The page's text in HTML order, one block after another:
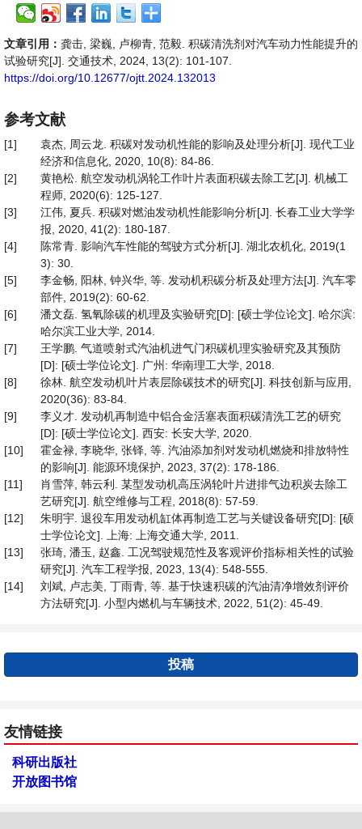
文章引用： 龚击, 梁巍, 卢柳青, 范毅. 积碳清洗剂对汽车动力性能提升的
试验研究[J]. 交通技术, 2024, 13(2): 101-107.
https://doi.org/10.12677/ojtt.2024.132013
参考文献
[1]
袁杰, 周云龙. 积碳对发动机性能的影响及处理分析[J]. 现代工业
经济和信息化, 2020, 10(8): 84-86.
[2]
黄艳松. 航空发动机涡轮工作叶片表面积碳去除工艺[J]. 机械工
程师, 2020(6): 125-127.
[3]
江伟, 夏兵. 积碳对燃油发动机性能影响分析[J]. 长春工业大学学
报, 2020, 41(2): 180-187.
[4]
陈常青. 影响汽车性能的驾驶方式分析[J]. 湖北农机化, 2019(1
3): 30.
[5]
李金畅, 阳林, 钟兴华, 等. 发动机积碳分析及处理方法[J]. 汽车零
部件, 2019(2): 60-62.
[6]
潘文磊. 氢氧除碳的机理及实验研究[D]: [硕士学位论文]. 哈尔滨:
哈尔滨工业大学, 2014.
[7]
王学鹏. 气道喷射式汽油机进气门积碳机理实验研究及其预防
[D]: [硕士学位论文]. 广州: 华南理工大学, 2018.
[8]
徐林. 航空发动机叶片表层除碳技术的研究[J]. 科技创新与应用,
2020(36): 83-84.
[9]
李义才. 发动机再制造中铝合金活塞表面积碳清洗工艺的研究
[D]: [硕士学位论文]. 西安: 长安大学, 2020.
[10]
霍金禄, 李晓华, 张铎, 等. 汽油添加剂对发动机燃烧和排放特性
的影响[J]. 能源环境保护, 2023, 37(2): 178-186.
[11]
肖雪萍, 韩云利. 某型发动机高压涡轮叶片进排气边积炭去除工
艺研究[J]. 航空维修与工程, 2018(8): 57-59.
[12]
朱明宇. 退役车用发动机缸体再制造工艺与关键设备研究[D]: [硕
士学位论文]. 上海: 上海交通大学, 2011.
[13]
张琦, 潘玉, 赵鑫. 工况驾驶规范性及客观评价指标相关性的试验
研究[J]. 汽车工程学报, 2023, 13(4): 548-555.
[14]
刘斌, 卢志美, 丁雨青, 等. 基于快速积碳的汽油清净增效剂评价
方法研究[J]. 小型内燃机与车辆技术, 2022, 51(2): 45-49.
投稿
友情链接
科研出版社
开放图书馆